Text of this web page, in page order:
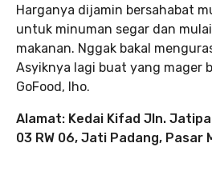
Harganya dijamin bersahabat
untuk minuman segar dan
makanan. Nggak bakal
Asyiknya lagi buat yang mager
GoFood, lho.
Alamat: Kedai Kifad Jln.
03 RW 06, Jati Padang, Pasar